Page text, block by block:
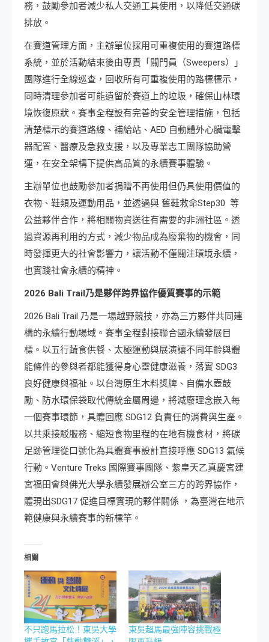
務，鼓勵參加者減少私人交通工具使用，以降低交通碳
排放。
在賽道管理方面，主辦單位採用可重複使用的賽道路標
系統，並於活動結束後由專責「關門員（Sweepers）」
團隊進行全線巡查，回收所有可重複使用的路標標示，
同時清理參加者可能遺留於賽道上的垃圾，確保山林環
境恢復原狀。賽事全程設有完善的安全管理措施，包括
清楚標示的賽道路線、補給站、AED 自動體外心臟電擊
器配置、醫療及急救支援，以及專業志工團隊協助營
運，在安全架構下提供高品質的永續賽事體驗。
主辦單位也鼓勵參加者捐贈不再使用但仍具使用價值的
衣物、鞋類及運動用品，並透過與 舊鞋救命Step30 等
公益夥伴合作，將相關物資送往有需要的非洲社區。透
過資源再利用的方式，減少物品成為廢棄物的機會，同
時發揮更大的社會影響力，讓活動不僅關注環境永續，
也實踐社會永續的精神。
2026 Bali Trail 乃是夥伴跨界協作優質賽事的示範
2026 Bali Trail 乃是一場越野競技，亦為三方夥伴共同建
構的永續行動場域。賽事全程對接聯合國永續發展目
標。以五行蔬食供餐、太極運動與展演讓不同年齡與體
能條件的參與者都能獲得身心靈健康滋養，落實 SDG3
良好健康與福祉。以台灣原生木料獎牌、自備水壺鼓
勵、防水環保袋取代傳統金屬周邊，將減廢理念嵌入每
一個賽事環節，具體回應 SDG12 負責任的消費與生產。
以共乘接駁服務、縮短食物里程的在地有機食材，將碳
足跡管理從口號化為具體賽事設計直接呼應 SDG13 氣候
行動。Venture Treks 國際賽事團隊、紫皇天乙真慶宮建
宮福田會與佛光大學永續發展辦公室三方的跨界協作，
體現出SDG17 促進目標實現的夥伴關係 ，為臺灣在地示
範健康與永續賽事的新標竿。
相關
不只跑馬拉松！東吳大學
東吳超馬最強陣容挑戰極